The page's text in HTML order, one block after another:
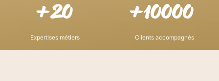
Expertises métiers
+20
Clients accompagnés
+10000